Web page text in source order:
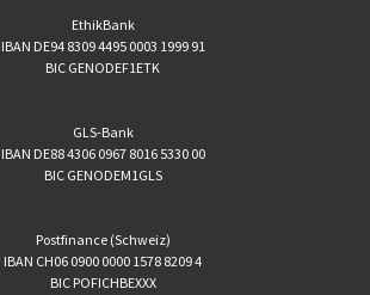
EthikBank
IBAN DE94 8309 4495 0003 1999 91
BIC GENODEF1ETK
GLS-Bank
IBAN DE88 4306 0967 8016 5330 00
BIC GENODEM1GLS
Postfinance (Schweiz)
IBAN CH06 0900 0000 1578 8209 4
BIC POFICHBEXXX